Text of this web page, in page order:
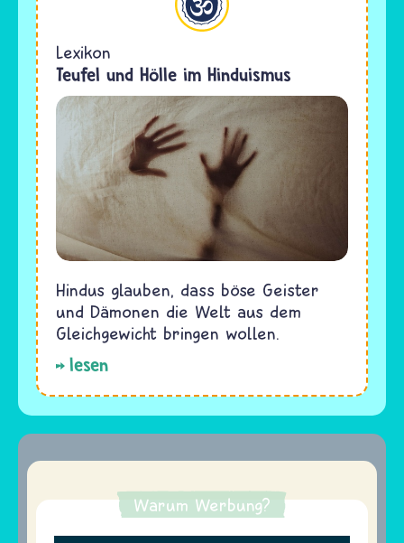
Lexikon
Teufel und Hölle im Hinduismus
Hindus glauben, dass böse Geister
und Dämonen die Welt aus dem
Gleichgewicht bringen wollen.
lesen
Warum Werbung?